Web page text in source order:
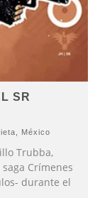
SR
México
Trubba,
Crímenes
durante el